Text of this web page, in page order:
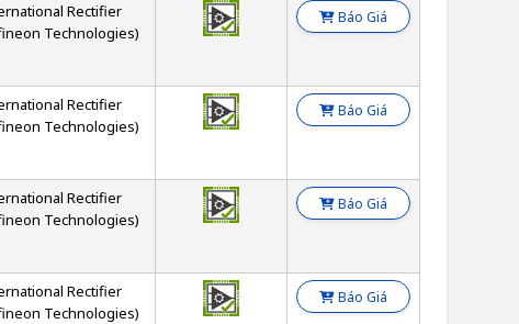
Rectifier
Technologies)
Báo Giá
Rectifier
Technologies)
Báo Giá
Rectifier
Technologies)
Báo Giá
Rectifier
Technologies)
Báo Giá